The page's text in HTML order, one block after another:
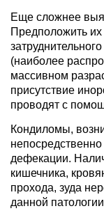
Еще сложнее
Предположить
(наиболее
массивном
присутствие
проводят с
Кондиломы,
дефекации.
кишечника,
прохода, зуда
данной